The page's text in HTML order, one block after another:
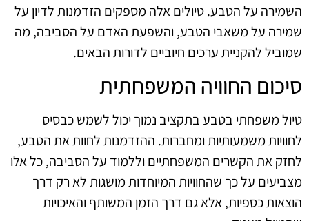
השמירה על הטבע. טיולים אלה מספקים הזדמנות לדיון על
שמירה על משאבי הטבע, והשפעת האדם על הסביבה, מה
שמוביל להקניית ערכים חיוביים לדורות הבאים.
סיכום החוויה המשפחתית
טיול משפחתי בטבע בתקציב נמוך יכול לשמש כבסיס
לחוויות משמעותיות ומחברות. ההזדמנות לחוות את הטבע,
לחזק את הקשרים המשפחתיים וללמוד על הסביבה, כל אלו
מצביעים על כך שהחוויות המיוחדות מושגות לא רק דרך
הוצאות כספיות, אלא גם דרך הזמן המשותף והאיכויות